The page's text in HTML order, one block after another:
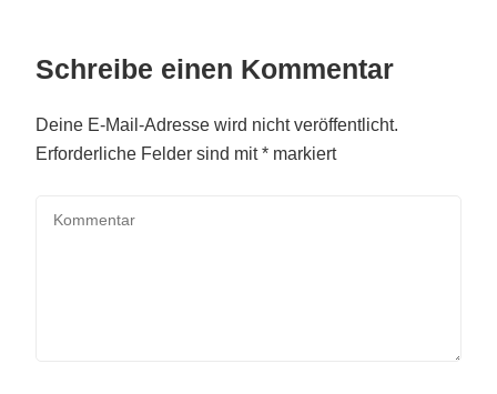
Schreibe einen Kommentar
Deine E-Mail-Adresse wird nicht veröffentlicht.
Erforderliche Felder sind mit* markiert